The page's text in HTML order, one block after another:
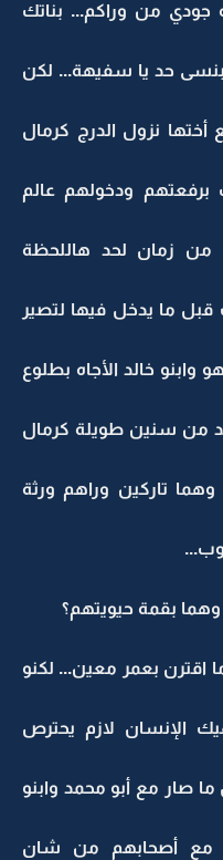
جودي من وراكم... بناتك
بنسى حد يا سفيهة... لكن
نزول الدرج كرمال
برفعتهم ودخولهم عالم
من زمان لحد هاللحظة
قبل ما يدخل فيها لتصير
خالد الأجاه بطلوع
من سنين طويلة كرمال
تاركين وراهم ورثة
بقمة حيويتهم؟
اقترن بعمر معين... لكنو
الإنسان لازم يحترص
صار مع أبو محمد وابنو
مع أصحابهم من شان